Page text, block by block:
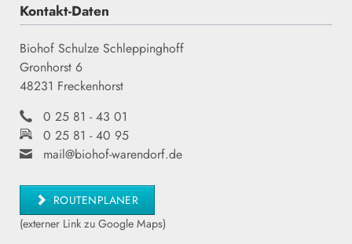
Kontakt-Daten
Biohof Schulze Schleppinghoff
Gronhorst 6
48231 Freckenhorst
0 25 81 - 43 01
0 25 81 - 40 95
mail@biohof-warendorf.de
ROUTENPLANER
(externer Link zu Google Maps)